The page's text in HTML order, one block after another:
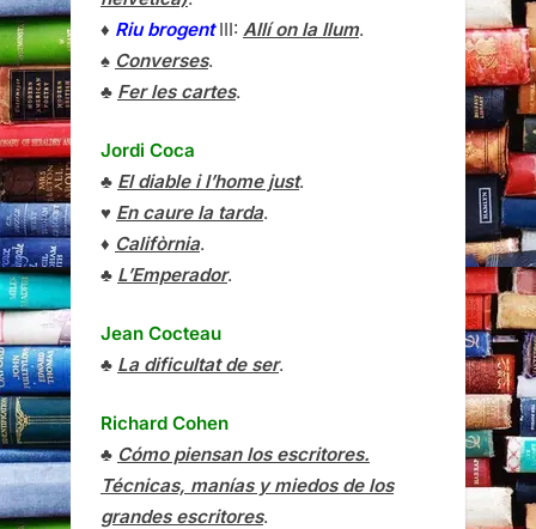
♦ Riu brogentIII: Allí on la llum.
♠ Converses.
♣ Fer les cartes.
Jordi Coca
♣ El diable i l’home just.
♥ En caure la tarda.
♦ Califòrnia.
♣ L’Emperador.
Jean Cocteau
♣ La dificultat de ser.
Richard Cohen
♣ Cómo piensan los escritores.
Técnicas, manías y miedos de los
grandes escritores.